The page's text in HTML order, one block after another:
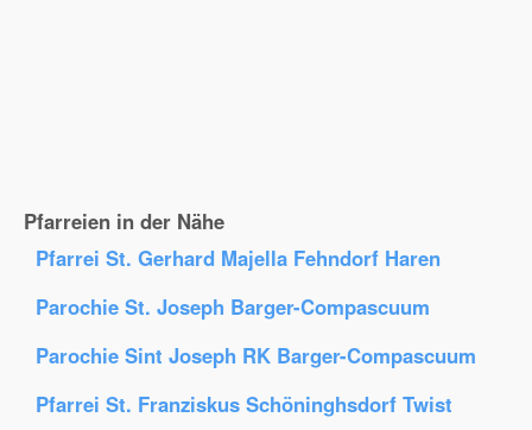
Pfarreien in der Nähe
Pfarrei St. Gerhard Majella Fehndorf Haren
Parochie St. Joseph Barger-Compascuum
Parochie Sint Joseph RK Barger-Compascuum
Pfarrei St. Franziskus Schöninghsdorf Twist